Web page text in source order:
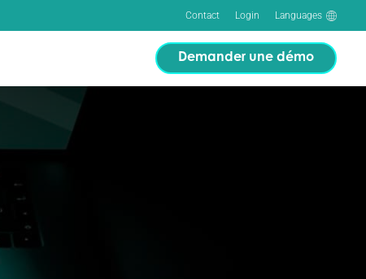
Contact Login Languages
Demander une démo